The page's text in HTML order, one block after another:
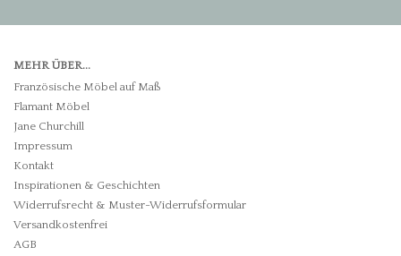
MEHR ÜBER...
Französische Möbel auf Maß
Flamant Möbel
Jane Churchill
Impressum
Kontakt
Inspirationen & Geschichten
Widerrufsrecht & Muster-Widerrufsformular
Versandkostenfrei
AGB